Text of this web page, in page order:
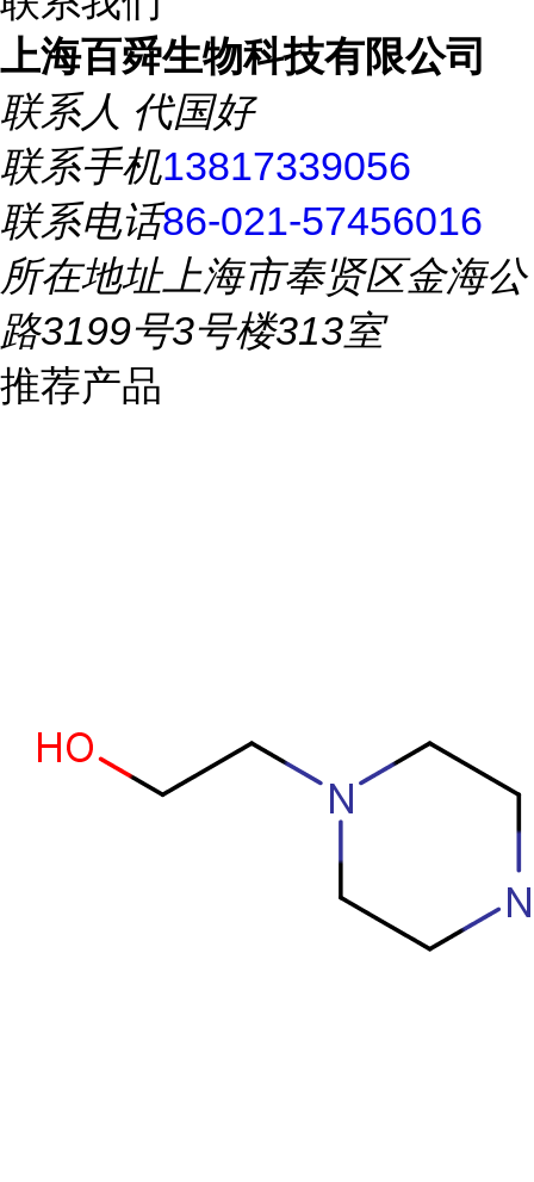
上海百舜生物科技有限公司
联系人 代国好
联系手机13817339056
联系电话86-021-57456016
所在地址上海市奉贤区金海公
路3199号3号楼313室
推荐产品